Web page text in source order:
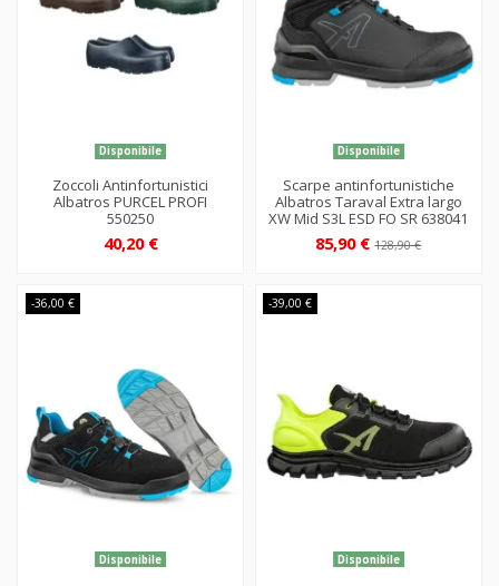
Disponibile
Zoccoli Antinfortunistici
Albatros PURCEL PROFI
550250
40,20 €
Disponibile
Scarpe antinfortunistiche
Albatros Taraval Extra largo
XW Mid S3L ESD FO SR 638041
85,90 €128,90 €
-36,00 €
Disponibile
-39,00 €
Disponibile